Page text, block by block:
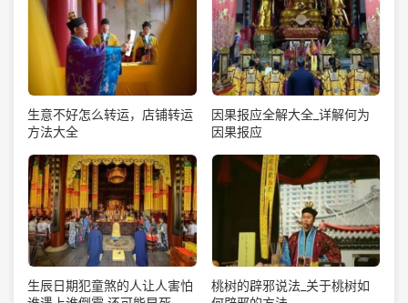
生意不好怎么转运，店铺转运
方法大全
因果报应全解大全_详解何为
因果报应
生辰日期犯童煞的人让人害怕
桃树的辟邪说法_关于桃树如